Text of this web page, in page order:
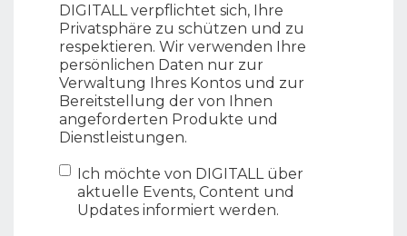
DIGITALL verpflichtet sich, Ihre
Privatsphäre zu schützen und zu
respektieren. Wir verwenden Ihre
persönlichen Daten nur zur
Verwaltung Ihres Kontos und zur
Bereitstellung der von Ihnen
angeforderten Produkte und
Dienstleistungen.
Ich möchte von DIGITALL über
aktuelle Events, Content und
Updates informiert werden.